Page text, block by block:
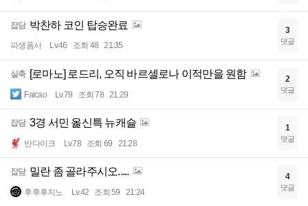
잡담 박찬하 코인 탑승완료
피생폼사 Lv.46 조회 48 21:35
3
댓글
실축 [로마노] 로드리, 오직 바르셀로나 이적만을 원함
Falcao Lv.79 조회 78 21:29
2
댓글
잡담 3경 서민 올신특 뉴캐슬
반다이크 Lv.78 조회 69 21:28
1
댓글
잡담 밀란 좀 골라주시오.....
후후후지노 Lv.42 조회 59 21:24
4
댓글